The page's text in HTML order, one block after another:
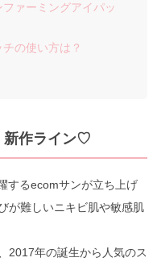
ァーミングアイパッ
の使い方は？
新作ライン♡
するecomサンが立ち上げ
が難しいニキビ肌や敏感肌
2017年の誕生から人気のス